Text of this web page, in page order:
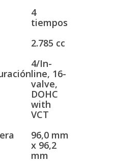
4
tiempos
2.785 cc
4/In-
line, 16-
valve,
DOHC
with
VCT
96,0 mm
x 96,2
mm